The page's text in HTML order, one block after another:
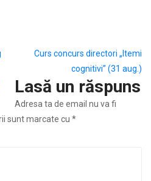
Curs concurs directori „Itemi
cognitivi” (31 aug.)
Lasă un răspuns
Adresa ta de email nu va fi
sunt marcate cu *